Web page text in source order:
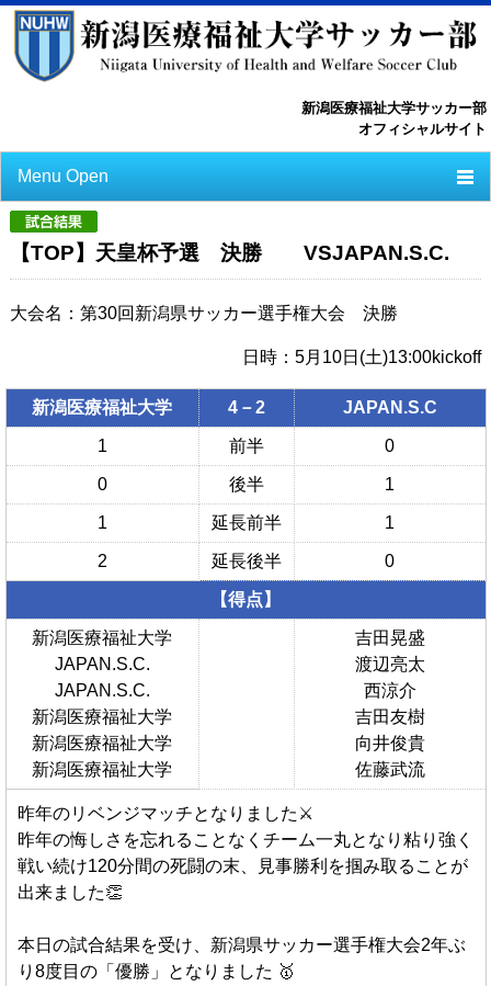
新潟医療福祉大学サッカー部
オフィシャルサイト
Menu Open
ニュース
スケジュール
選手一覧
選手/スタッフ一覧
フォトライブラリー
動画
クラブ紹介
OB紹介
【TOP】天皇杯予選 決勝 VSJAPAN.S.C.
大会名：第30回新潟県サッカー選手権大会 決勝
日時：5月10日(土)13:00kickoff
新潟医療福祉大学 4－2 JAPAN.S.C
1 前半 0
0 後半 1
1 延長前半 1
2 延長後半 0
【得点】
新潟医療福祉大学
JAPAN.S.C.
JAPAN.S.C.
新潟医療福祉大学
新潟医療福祉大学
新潟医療福祉大学
吉田晃盛
渡辺亮太
西涼介
吉田友樹
向井俊貴
佐藤武流
昨年のリベンジマッチとなりました⚔️
昨年の悔しさを忘れることなくチーム一丸となり粘り強く
戦い続け120分間の死闘の末、見事勝利を掴み取ることが
出来ました👏
本日の試合結果を受け、新潟県サッカー選手権大会2年ぶ
り8度目の「優勝」となりました 🥇